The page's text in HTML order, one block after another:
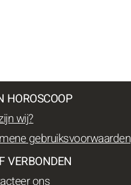
HOROSCOOP
wij?
gebruiksvoorwaarden
VERBONDEN
ons